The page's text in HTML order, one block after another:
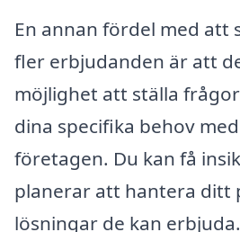
En annan fördel med att
fler erbjudanden är att
möjlighet att ställa
dina specifika behov
företagen. Du kan få
planerar att hantera ditt
lösningar de kan